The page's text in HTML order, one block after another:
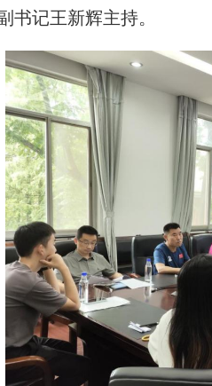
书记王新辉主持。